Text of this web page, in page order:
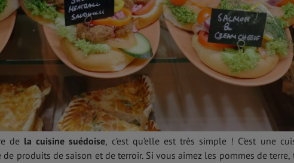
de la cuisine suédoise, c’est qu’elle est très simple ! C’est une
produits de saison et de terroir. Si vous aimez les pommes de terre,